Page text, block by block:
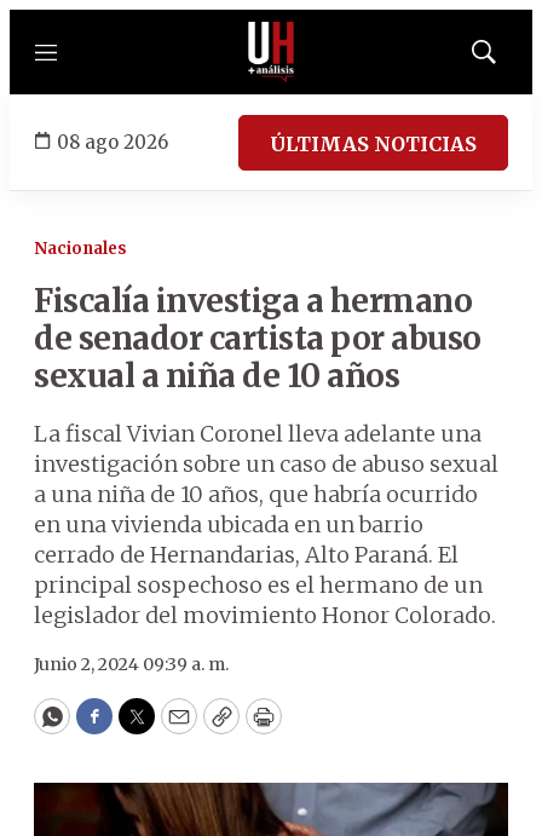
Menú
Mostrar
08 ago 2026 ÚLTIMAS NOTICIAS
Nacionales
Fiscalía investiga a hermano
de senador cartista por abuso
sexual a niña de 10 años
La fiscal Vivian Coronel lleva adelante una
investigación sobre un caso de abuso sexual
a una niña de 10 años, que habría ocurrido
en una vivienda ubicada en un barrio
cerrado de Hernandarias, Alto Paraná. El
principal sospechoso es el hermano de un
legislador del movimiento Honor Colorado.
Junio 2, 2024 09:39 a. m.
WhatsApp
Facebook
Twitter
EmailCopyPrint